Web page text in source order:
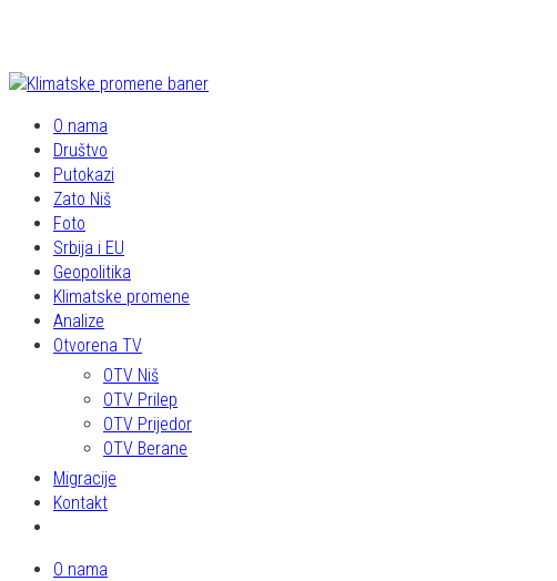
O nama
Društvo
Putokazi
Zato Niš
Foto
Srbija i EU
Geopolitika
Klimatske promene
Analize
Otvorena TV
OTV Niš
OTV Prilep
OTV Prijedor
OTV Berane
Migracije
Kontakt
O nama